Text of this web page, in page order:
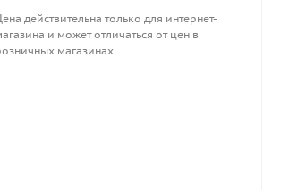
действительна только для интернет-
и может отличаться от цен в
магазинах